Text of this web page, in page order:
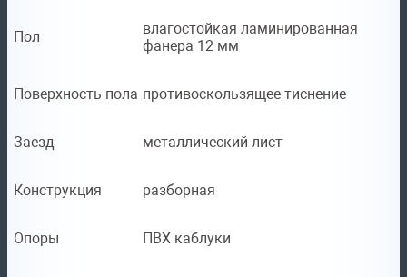
Пол
влагостойкая ламинированная
фанера 12 мм
Поверхность пола противоскользящее тиснение
Заезд металлический лист
Конструкция разборная
Опоры ПВХ каблуки